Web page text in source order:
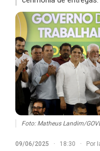
Foto: Matheus Landim/
09/06/2025 · 18:30 · Por